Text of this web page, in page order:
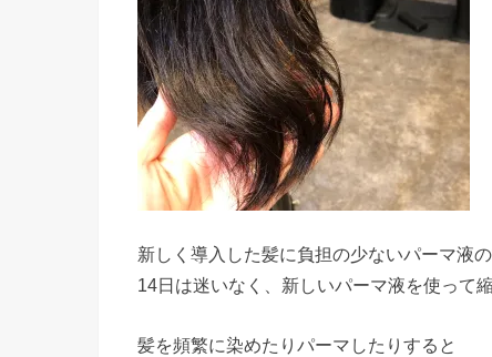
新しく導入した髪に負担の少ないパーマ液
14日は迷いなく、新しいパーマ液を使って
髪を頻繁に染めたりパーマしたりすると